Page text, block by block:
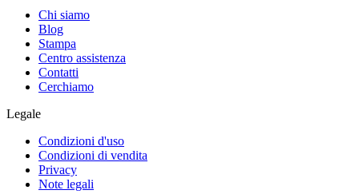
Chi siamo
Blog
Stampa
Centro assistenza
Contatti
Cerchiamo
Legale
Condizioni d'uso
Condizioni di vendita
Privacy
Note legali